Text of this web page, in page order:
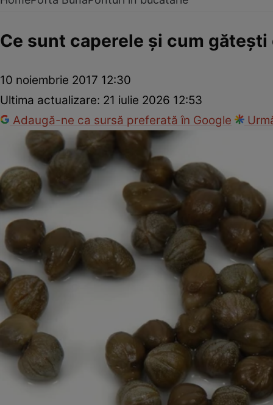
Ce sunt caperele şi cum găteşti
10 noiembrie 2017 12:30
Ultima actualizare: 21 iulie 2026 12:53
Adaugă-ne ca sursă preferată în Google